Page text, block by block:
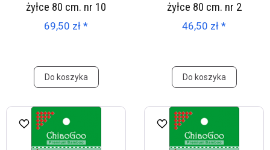
żyłce 80 cm. nr 10
69,50 zł *
Do koszyka
żyłce 80 cm. nr 2
46,50 zł *
Do koszyka